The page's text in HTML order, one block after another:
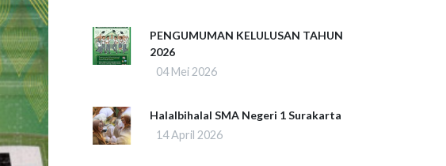
PENGUMUMAN KELULUSAN TAHUN
2026
04 Mei 2026
Halalbihalal SMA Negeri 1 Surakarta
14 April 2026